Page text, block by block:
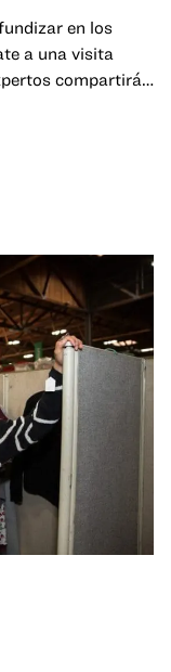
en los
a una visita
compartirán
OMCA.